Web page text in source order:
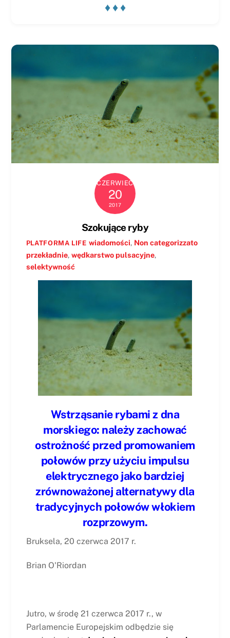
♦ ♦ ♦
CZERWIEC
20
2017
Szokujące ryby
PLATFORMA LIFE wiadomości, Non categorizzato
przekładnie, wędkarstwo pulsacyjne,
selektywność
Wstrząsanie rybami z dna
morskiego: należy zachować
ostrożność przed promowaniem
połowów przy użyciu impulsu
elektrycznego jako bardziej
zrównoważonej alternatywy dla
tradycyjnych połowów włokiem
rozprzowym.
Bruksela, 20 czerwca 2017 r.
Brian O'Riordan
Jutro, w środę 21 czerwca 2017 r., w
Parlamencie Europejskim odbędzie się